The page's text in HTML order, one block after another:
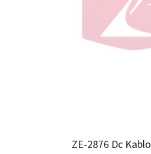
ZE-2876 Dc